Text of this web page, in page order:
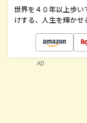
世界を４０年以上歩
けする、人生を輝か
AD